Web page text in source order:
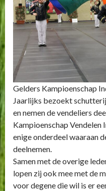
Gelders Kampioenschap
Jaarlijks bezoekt
en nemen de vendeliers
Kampioenschap Vendelen
enige onderdeel waaraan
deelnemen.
Samen met de overige
lopen zij ook mee met de
voor degene die wil is er